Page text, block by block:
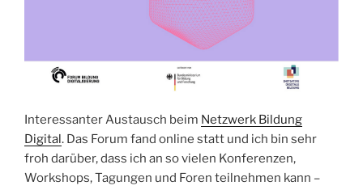
Interessanter Austausch beim Netzwerk Bildung
Digital . Das Forum fand online statt und ich bin sehr
froh darüber, dass ich an so vielen Konferenzen,
Workshops, Tagungen und Foren teilnehmen kann –